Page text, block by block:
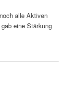
alle Aktiven
eine Stärkung